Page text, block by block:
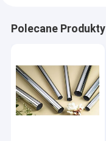
Polecane Produkty